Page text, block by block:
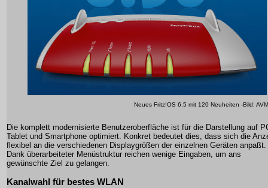
Neues Fritz!OS 6.5 mit 120 Neuheiten -Bild: AVM
Die komplett modernisierte Benutzeroberfläche ist für die Darstellung auf
Tablet und Smartphone optimiert. Konkret bedeutet dies, dass sich die
flexibel an die verschiedenen Displaygrößen der einzelnen Geräten anpaßt.
Dank überarbeiteter Menüstruktur reichen wenige Eingaben, um ans
gewünschte Ziel zu gelangen.
Kanalwahl für bestes WLAN